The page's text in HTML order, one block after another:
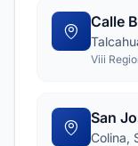
Calle
Viii
San
Colina,